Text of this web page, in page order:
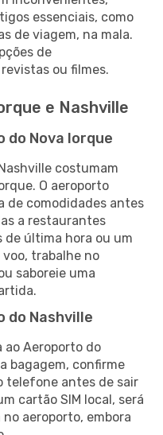
essenciais, como
de viagem, na mala.
de
ou filmes.
e Nashville
Nova Iorque
costumam
O aeroporto
de comodidades antes
a restaurantes
de última hora ou um
trabalhe no
saboreie uma
do Nashville
ao Aeroporto do
bagagem, confirme
telefone antes de sair
cartão SIM local, será
aeroporto, embora